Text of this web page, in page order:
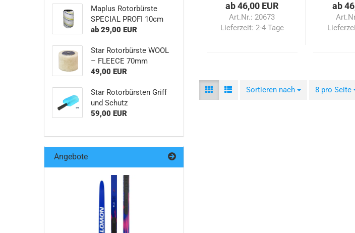
ab 46,00 EUR
Art.Nr.: 20673
Lieferzeit: 2-4 Tage
ab
Sortieren nach
Sortieren nach 8 pro Seite
pro Seite
Maplus Rotorbürste
SPECIAL PROFI 10cm
ab 29,00 EUR
Star Rotorbürste WOOL
– FLEECE 70mm
49,00 EUR
Star Rotorbürsten Griff
und Schutz
59,00 EUR
Angebote